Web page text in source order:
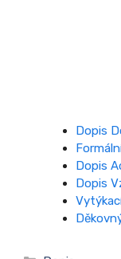
Dopis
Dopis
Dopis